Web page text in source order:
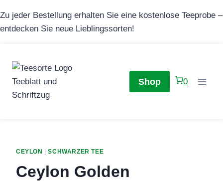
Inhalt
springen
Zu jeder Bestellung erhalten Sie eine kostenlose Teeprobe –
entdecken Sie neue Lieblingssorten!
Shop 0
CEYLON |SCHWARZER TEE
Ceylon Golden